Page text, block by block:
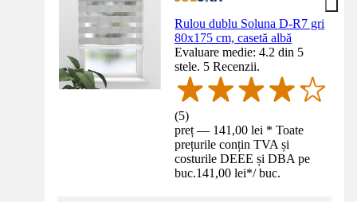
Rulou dublu Soluna D-R7 gri
80x175 cm, casetă albă
Evaluare medie: 4.2 din 5
stele. 5 Recenzii.
(5)
preț — 141,00 lei * Toate
prețurile conțin TVA și
costurile DEEE și DBA pe
buc.141,00 lei*/ buc.